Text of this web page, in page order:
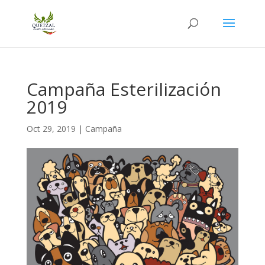
Campaña Esterilización
2019
Oct 29, 2019 | Campaña